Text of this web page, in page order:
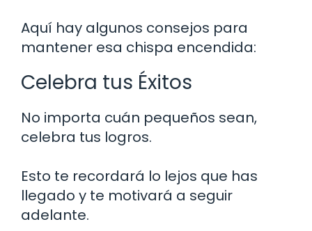
Aquí hay algunos consejos para
mantener esa chispa encendida:
Celebra tus Éxitos
No importa cuán pequeños sean,
celebra tus logros.
Esto te recordará lo lejos que has
llegado y te motivará a seguir
adelante.